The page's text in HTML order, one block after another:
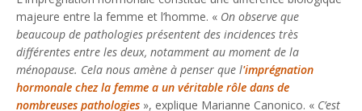
majeure entre la femme et l’homme. « On observe que
beaucoup de pathologies présentent des incidences très
différentes entre les deux, notamment au moment de la
ménopause. Cela nous amène à penser que l'imprégnation
hormonale chez la femme a un véritable rôle dans de
nombreuses pathologies », explique Marianne Canonico. « C’est